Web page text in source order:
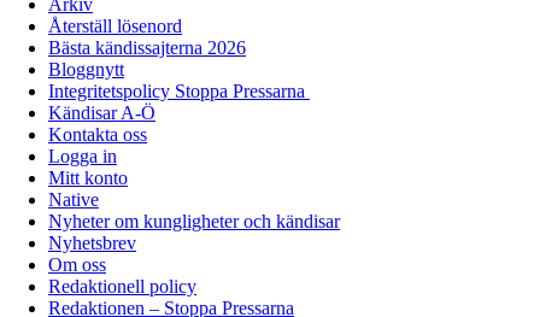
Arkiv
Återställ lösenord
Bästa kändissajterna 2026
Bloggnytt
Integritetspolicy Stoppa Pressarna
Kändisar A-Ö
Kontakta oss
Logga in
Mitt konto
Native
Nyheter om kungligheter och kändisar
Nyhetsbrev
Om oss
Redaktionell policy
Redaktionen – Stoppa Pressarna